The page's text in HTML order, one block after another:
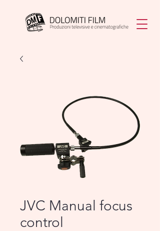
JVC Manual focus
control